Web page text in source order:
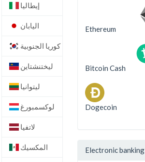
إيطاليا
اليابان
كوريا الجنوبية
ليختنشتاين
ليتوانيا
لوكسمبورغ
لاتفيا
المكسيك
Ethereum
Bitcoin Cash
Dogecoin
Electronic banking